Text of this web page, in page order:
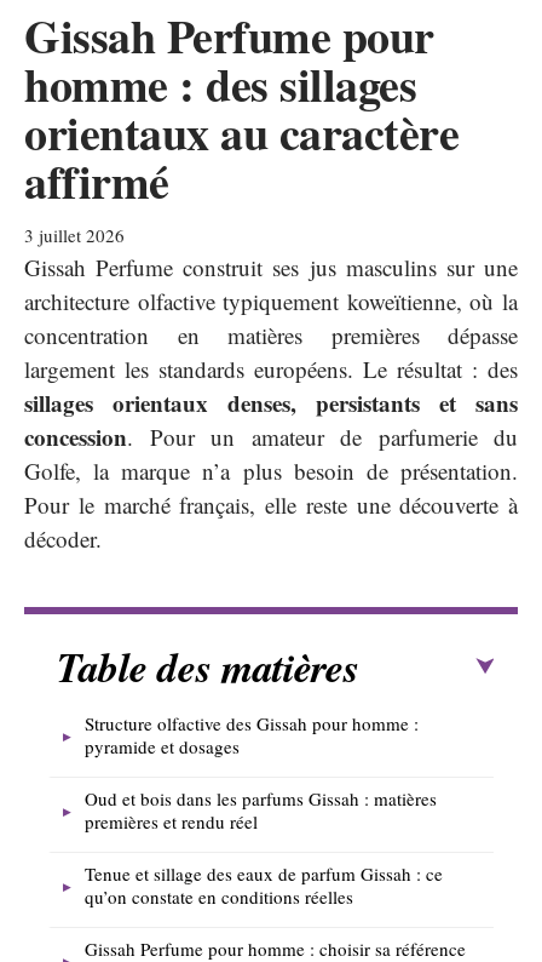
Gissah Perfume pour
homme : des sillages
orientaux au caractère
affirmé
3 juillet 2026
Gissah Perfume construit ses jus masculins sur une
architecture olfactive typiquement koweïtienne, où la
concentration en matières premières dépasse
largement les standards européens. Le résultat : des
sillages orientaux denses, persistants et sans
concession. Pour un amateur de parfumerie du
Golfe, la marque n’a plus besoin de présentation.
Pour le marché français, elle reste une découverte à
décoder.
Table des matières
Structure olfactive des Gissah pour homme :
pyramide et dosages
Oud et bois dans les parfums Gissah : matières
premières et rendu réel
Tenue et sillage des eaux de parfum Gissah : ce
qu’on constate en conditions réelles
Gissah Perfume pour homme : choisir sa référence